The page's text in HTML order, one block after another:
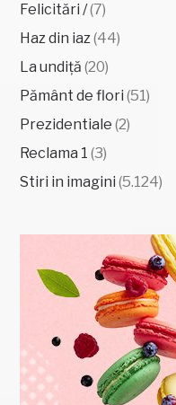
Felicitări /(7)
Haz din iaz(44)
La undiță (20)
Pământ de flori (51)
Prezidentiale (2)
Reclama 1 (3)
Stiri in imagini (5.124)